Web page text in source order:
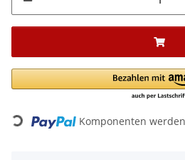
Loading... Komponenten